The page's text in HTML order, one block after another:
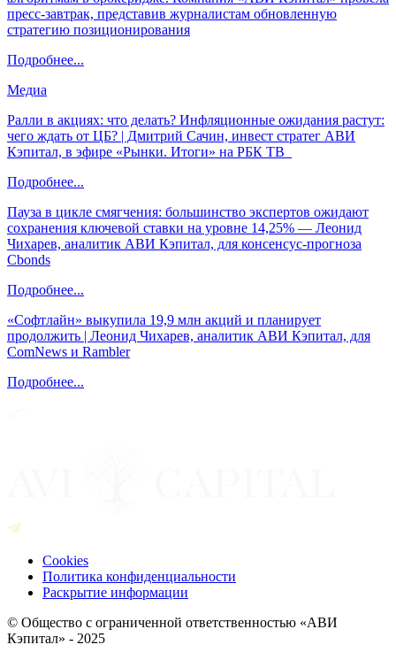
пресс-завтрак, представив журналистам обновленную
стратегию позиционирования
Подробнее...
Медиа
Ралли в акциях: что делать? Инфляционные ожидания растут:
чего ждать от ЦБ? | Дмитрий Сачин, инвест стратег АВИ
Кэпитал, в эфире «Рынки. Итоги» на РБК ТВ
Подробнее...
Пауза в цикле смягчения: большинство экспертов ожидают
сохранения ключевой ставки на уровне 14,25% — Леонид
Чихарев, аналитик АВИ Кэпитал, для консенсус-прогноза
Cbonds
Подробнее...
«Софтлайн» выкупила 19,9 млн акций и планирует
продолжить | Леонид Чихарев, аналитик АВИ Кэпитал, для
ComNews и Rambler
Подробнее...
Cookies
Политика конфиденциальности
Раскрытие информации
© Общество с ограниченной ответственностью «АВИ
Кэпитал» - 2025